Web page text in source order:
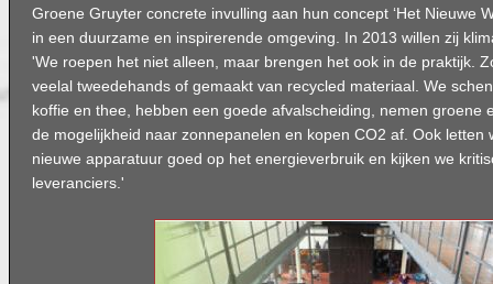
Groene Gruyter concrete invulling aan hun concept ‘Het Nieuwe
in een duurzame en inspirerende omgeving. In 2013 willen zij
'We roepen het niet alleen, maar brengen het ook in de praktijk.
veelal tweedehands of gemaakt van recycled materiaal. We
koffie en thee, hebben een goede afvalscheiding, nemen groene
de mogelijkheid naar zonnepanelen en kopen CO2 af. Ook letten
nieuwe apparatuur goed op het energieverbruik en kijken we
leveranciers.'